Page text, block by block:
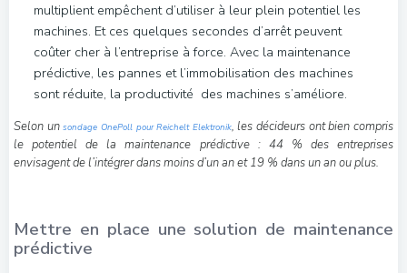
multiplient empêchent d’utiliser à leur plein potentiel les
machines. Et ces quelques secondes d’arrêt peuvent
coûter cher à l’entreprise à force. Avec la maintenance
prédictive, les pannes et l’immobilisation des machines
sont réduite, la productivité des machines s’améliore.
Selon unsondage OnePoll pour Reichelt Elektronik, les décideurs ont bien compris
le potentiel de la maintenance prédictive : 44 % des entreprises
envisagent de l’intégrer dans moins d’un an et 19 % dans un an ou plus.
Mettre en place une solution de maintenance
prédictive